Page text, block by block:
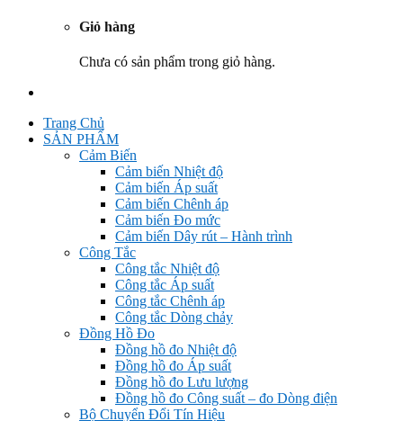
Giỏ hàng
Chưa có sản phẩm trong giỏ hàng.
Trang Chủ
SẢN PHẨM
Cảm Biến
Cảm biến Nhiệt độ
Cảm biến Áp suất
Cảm biến Chênh áp
Cảm biến Đo mức
Cảm biến Dây rút – Hành trình
Công Tắc
Công tắc Nhiệt độ
Công tắc Áp suất
Công tắc Chênh áp
Công tắc Dòng chảy
Đồng Hồ Đo
Đồng hồ đo Nhiệt độ
Đồng hồ đo Áp suất
Đồng hồ đo Lưu lượng
Đồng hồ đo Công suất – đo Dòng điện
Bộ Chuyển Đổi Tín Hiệu